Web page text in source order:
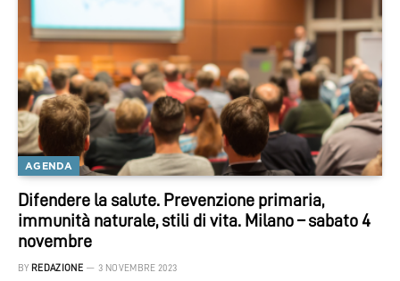
AGENDA
Difendere la salute. Prevenzione primaria,
immunità naturale, stili di vita. Milano – sabato 4
novembre
BY REDAZIONE 3 NOVEMBRE 2023